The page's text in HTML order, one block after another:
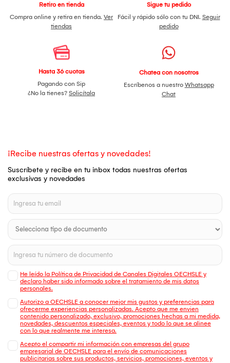
Retiro en tienda
Compra online y retira en tienda. Ver
tiendas
Sigue tu pedido
Fácil y rápido sólo con tu DNI. Seguir
pedido
Hasta 36 cuotas
Pagando con Sip
¿No la tienes? Solicítala
Chatea con nosotros
Escríbenos a nuestro Whatsapp
Chat
¡Recibe nuestras ofertas y novedades!
Suscríbete y recibe en tu inbox todas nuestras ofertas
exclusivas y novedades
He leído la Política de Privacidad de Canales Digitales OECHSLE y
declaro haber sido informado sobre el tratamiento de mis datos
personales.
Autorizo a OECHSLE a conocer mejor mis gustos y preferencias para
ofrecerme experiencias personalizadas. Acepto que me envien
contenido personalizado, exclusivo, promociones hechas a mi medida,
novedades, descuentos especiales, eventos y todo lo que se alinee
con lo que realmente me interesa.
Acepto el compartir mi información con empresas del grupo
empresarial de OECHSLE para el envío de comunicaciones
publicitarias sobre sus productos, servicios, promociones, eventos y